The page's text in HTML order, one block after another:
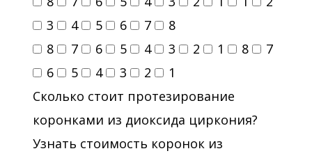
3
4 5 6 7
8
8
7 6 5 4 3 2 1 8
7
6
5 4 3 2
1
Сколько стоит протезирование
коронками из диоксида циркония?
Узнать стоимость коронок из